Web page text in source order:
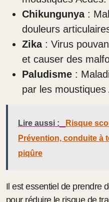
Chikungunya:
douleurs
Zika: Virus
et causer des
Paludisme :
par les moustiques
Lire aussi :
Risque
Prévention, conduite à
piqûre
Il est essentiel de prendre
pour réduire le risque de